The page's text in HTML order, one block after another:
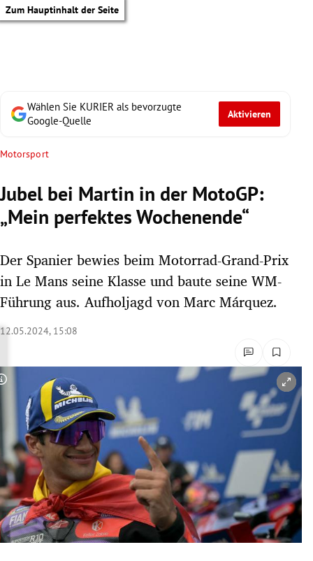
Zum Hauptinhalt der Seite
Untermenü
Untermenü
Untermenü
Untermenü
Untermenü
Untermenü
Untermenü
Wählen Sie KURIER als bevorzugte
Google-Quelle
Aktivieren
Motorsport
Jubel bei Martin in der MotoGP:
„Mein perfektes Wochenende“
Der Spanier bewies beim Motorrad-Grand-Prix
in Le Mans seine Klasse und baute seine WM-
Führung aus. Aufholjagd von Marc Márquez.
12.05.2024, 15:08
Copyright-Hinweis öffnen/schließen